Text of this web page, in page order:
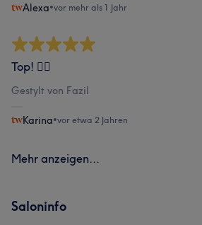
Alexa•vor mehr als 1 Jahr
Top! 👍🏻
Gestylt von Fazil
Karina•vor etwa 2 Jahren
Mehr anzeigen...
Saloninfo